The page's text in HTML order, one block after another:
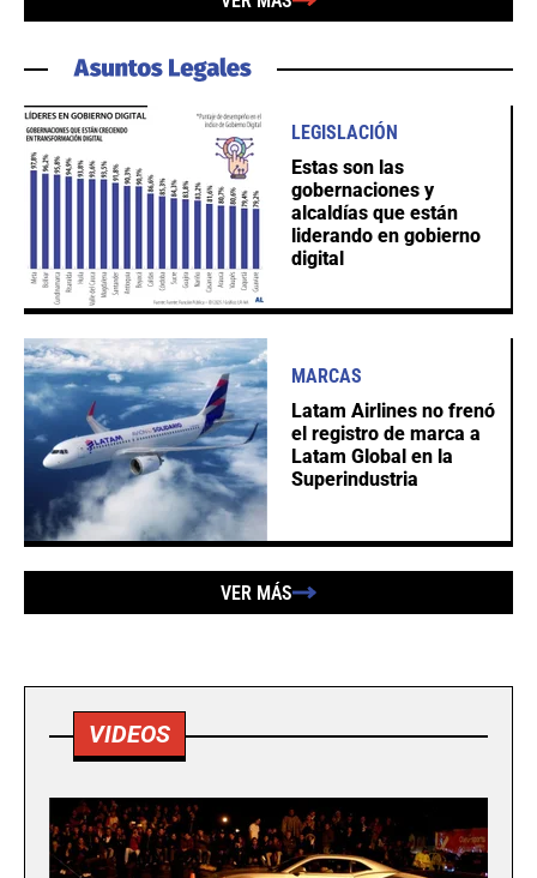
LEGISLACIÓN
Estas son las
gobernaciones y
alcaldías que están
liderando en gobierno
digital
MARCAS
Latam Airlines no frenó
el registro de marca a
Latam Global en la
Superindustria
VER MÁS
VIDEOS